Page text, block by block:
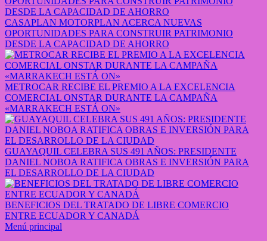
CASAPLAN MOTORPLAN ACERCA NUEVAS
OPORTUNIDADES PARA CONSTRUIR PATRIMONIO
DESDE LA CAPACIDAD DE AHORRO
METROCAR RECIBE EL PREMIO A LA EXCELENCIA
COMERCIAL ONSTAR DURANTE LA CAMPAÑA
«MARRAKECH ESTÁ ON»
GUAYAQUIL CELEBRA SUS 491 AÑOS: PRESIDENTE
DANIEL NOBOA RATIFICA OBRAS E INVERSIÓN PARA
EL DESARROLLO DE LA CIUDAD
BENEFICIOS DEL TRATADO DE LIBRE COMERCIO
ENTRE ECUADOR Y CANADÁ
Menú principal